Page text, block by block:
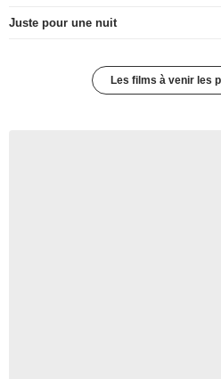
Juste pour une nuit
Les films à venir les